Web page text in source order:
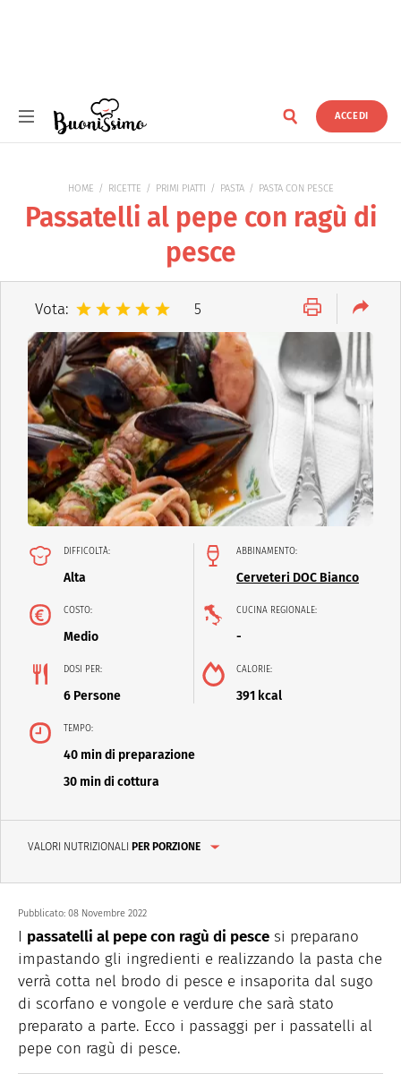
ACCEDI
HOME RICETTE PRIMI PIATTI PASTA PASTA CON PESCE
Passatelli al pepe con ragù di
pesce
Vota: 5
DIFFICOLTÀ:
Alta
ABBINAMENTO:
Cerveteri DOC Bianco
COSTO:
Medio
CUCINA REGIONALE:
-
DOSI PER:
6 Persone
CALORIE:
391 kcal
TEMPO:
40 min di preparazione
30 min di cottura
VALORI NUTRIZIONALI PER PORZIONE
Pubblicato: 08 Novembre 2022
I passatelli al pepe con ragù di pesce si preparano
impastando gli ingredienti e realizzando la pasta che
verrà cotta nel brodo di pesce e insaporita dal sugo
di scorfano e vongole e verdure che sarà stato
preparato a parte. Ecco i passaggi per i passatelli al
pepe con ragù di pesce.